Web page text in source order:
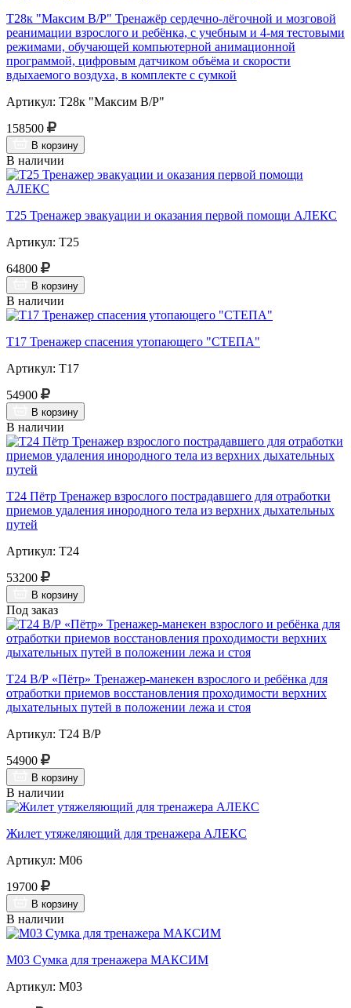
Т28к "Максим В/Р" Тренажёр сердечно-лёгочной и мозговой
реанимации взрослого и ребёнка, с учебным и 4-мя тестовыми
режимами, обучающей компьютерной анимационной
программой, цифровым датчиком объёма и скорости
вдыхаемого воздуха, в комплекте с сумкой
Артикул: Т28к "Максим В/Р"
158500
В корзину
В наличии
Т25 Тренажер эвакуации и оказания первой помощи АЛЕКС
Артикул: Т25
64800
В корзину
В наличии
Т17 Тренажер спасения утопающего "СТЕПА"
Артикул: Т17
54900
В корзину
В наличии
Т24 Пётр Тренажер взрослого пострадавшего для отработки
приемов удаления инородного тела из верхних дыхательных
путей
Артикул: Т24
53200
В корзину
Под заказ
Т24 В/Р «Пётр» Тренажер-манекен взрослого и ребёнка для
отработки приемов восстановления проходимости верхних
дыхательных путей в положении лежа и стоя
Артикул: Т24 В/Р
54900
В корзину
В наличии
Жилет утяжеляющий для тренажера АЛЕКС
Артикул: М06
19700
В корзину
В наличии
М03 Сумка для тренажера МАКСИМ
Артикул: М03